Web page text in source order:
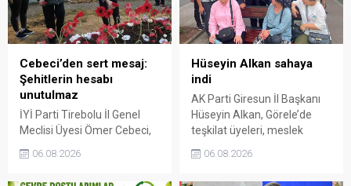
Cebeci’den sert mesaj:
Şehitlerin hesabı
unutulmaz
İYİ Parti Tirebolu İl Genel
Meclisi Üyesi Ömer Cebeci,
Giresun Müdafaa-i Hukuk
Cemiyeti’nin Milli Mücadele
06.08.2026
Hüseyin Alkan sahaya
indi
AK Parti Giresun İl Başkanı
Hüseyin Alkan, Görele’de
teşkilat üyeleri, meslek
odaları ve esnafla bir araya
gelerek talep ve beklentileri
06.08.2026